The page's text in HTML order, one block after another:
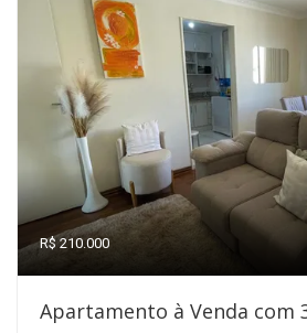
R$ 210.000
Apartamento à Venda com